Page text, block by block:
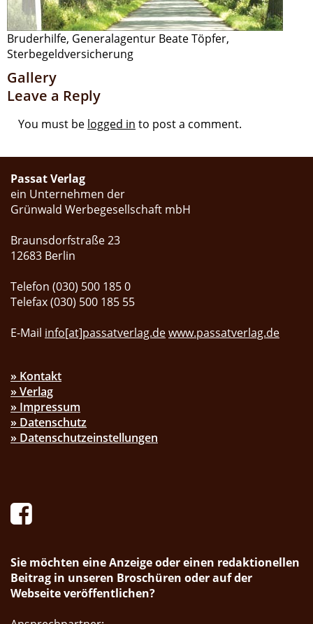
Bruderhilfe, Generalagentur Beate Töpfer,
Sterbegeldversicherung
Gallery
Leave a Reply
You must be logged in to post a comment.
Passat Verlag
ein Unternehmen der
Grünwald Werbegesellschaft mbH
Braunsdorfstraße 23
12683 Berlin
Telefon (030) 500 185 0
Telefax (030) 500 185 55
E-Mail info[at]passatverlag.dewww.passatverlag.de
» Kontakt
» Verlag
» Impressum
» Datenschutz
» Datenschutzeinstellungen
Sie möchten eine Anzeige oder einen redaktionellen
Beitrag in unseren Broschüren oder auf der
Webseite veröffentlichen?